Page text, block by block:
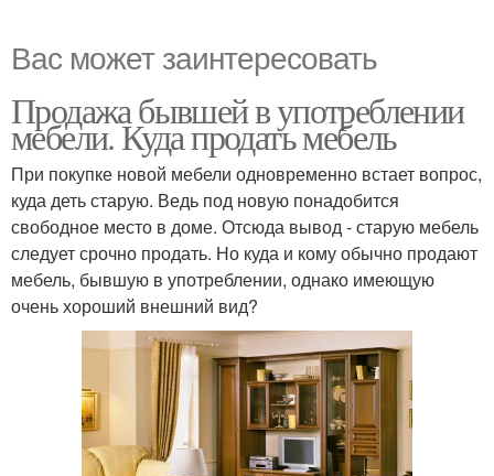
Вас может заинтересовать
Продажа бывшей в употреблении
мебели. Куда продать мебель
При покупке новой мебели одновременно встает вопрос,
куда деть старую. Ведь под новую понадобится
свободное место в доме. Отсюда вывод - старую мебель
следует срочно продать. Но куда и кому обычно продают
мебель, бывшую в употреблении, однако имеющую
очень хороший внешний вид?